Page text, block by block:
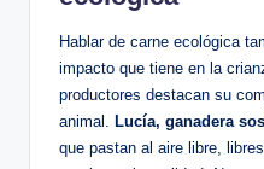
Hablar de carne ecológica
impacto que tiene en la
productores destacan su
animal. Lucía, ganadera
que pastan al aire libre,